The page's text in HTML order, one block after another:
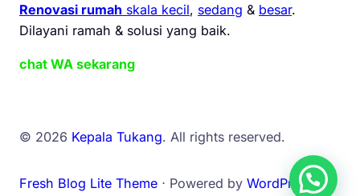
Renovasi rumah skala kecil, sedang & besar.
Dilayani ramah & solusi yang baik.
chat WA sekarang
© 2026 Kepala Tukang. All rights reserved.
Fresh Blog Lite Theme ⋅ Powered by WordPress